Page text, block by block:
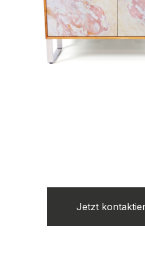
Jetzt